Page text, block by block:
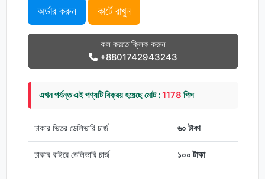
অর্ডার করুন কার্টে রাখুন
কল করতে ক্লিক করুন
+8801742943243
এখন পর্যন্ত এই পণ্যটি বিক্রয় হয়েছে মোট :1178 পিস
ঢাকার ভিতর ডেলিভারি চার্জ ৬০ টাকা
ঢাকার বাইরে ডেলিভারি চার্জ ১০০ টাকা